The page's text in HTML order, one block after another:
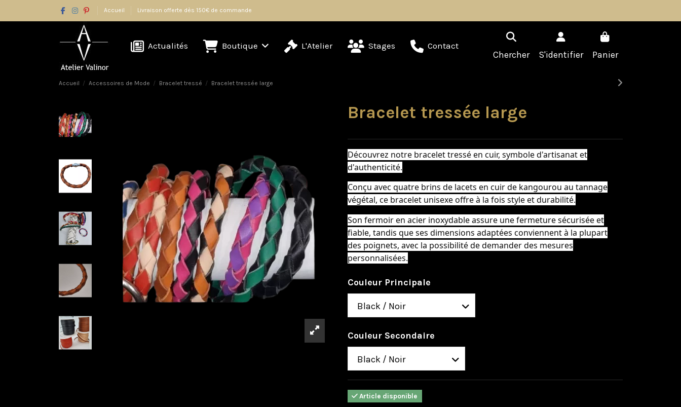
Accueil Livraison offerte dès 150€ de commande
Actualités Boutique L'Atelier Stages Contact
Chercher S'identifier Panier
Accueil Accessoires de Mode Bracelet tressé Bracelet tressée large
Bracelet tressée large
Découvrez notre bracelet tressé en cuir, symbole d'artisanat et
d'authenticité.
Conçu avec quatre brins de lacets en cuir de kangourou au tannage
végétal, ce bracelet unisexe offre à la fois style et durabilité.
Son fermoir en acier inoxydable assure une fermeture sécurisée et
fiable, tandis que ses dimensions adaptées conviennent à la plupart
des poignets, avec la possibilité de demander des mesures
personnalisées.
Couleur Principale
Couleur Secondaire
Article disponible